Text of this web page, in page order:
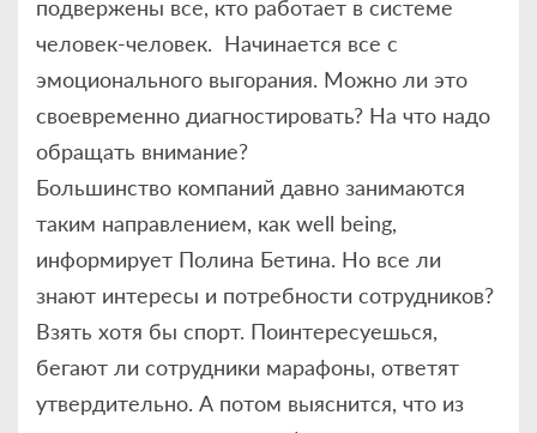
подвержены все, кто работает в системе
человек-человек. Начинается все с
эмоционального выгорания. Можно ли это
своевременно диагностировать? На что надо
обращать внимание?
Большинство компаний давно занимаются
таким направлением, как well being,
информирует Полина Бетина. Но все ли
знают интересы и потребности сотрудников?
Взять хотя бы спорт. Поинтересуешься,
бегают ли сотрудники марафоны, ответят
утвердительно. А потом выяснится, что из